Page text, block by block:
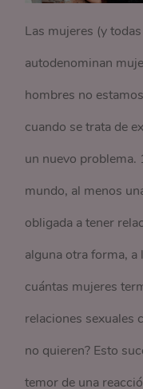
Las mujeres (y
autodenominan
hombres no
cuando se trata de
un nuevo problema.
mundo, al menos
obligada a tener
alguna otra forma, a
cuántas mujeres
relaciones sexuales
no quieren? Esto
temor de una